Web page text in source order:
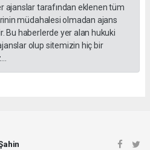
ajanslar tarafından eklenen tüm
müdahalesi olmadan ajans
Bu haberlerde yer alan hukuki
olup sitemizin hiç bir